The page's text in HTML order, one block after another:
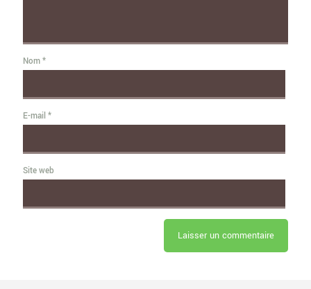
Nom*
E-mail *
Site web